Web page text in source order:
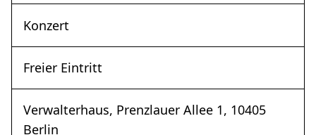
Konzert
Freier Eintritt
Verwalterhaus, Prenzlauer Allee 1, 10405
Berlin